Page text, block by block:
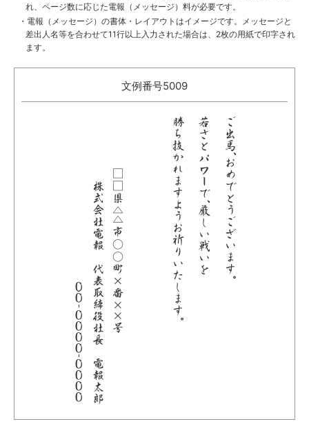
れ、ページ数に応じた電報（メッセージ）料が必要です。
電報（メッセージ）の書体・レイアウトはイメージです。
メッセージと
差出人名等を合わせて11行以上入力された場合は、2枚の用紙で印字され
ます。
文例番号5009